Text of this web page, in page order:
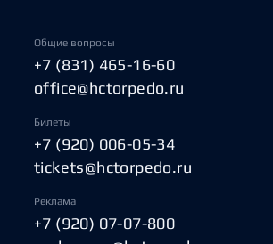
Общие вопросы
+7 (831) 465-16-60
office@hctorpedo.ru
Билеты
+7 (920) 006-05-34
tickets@hctorpedo.ru
Реклама
+7 (920) 07-07-800